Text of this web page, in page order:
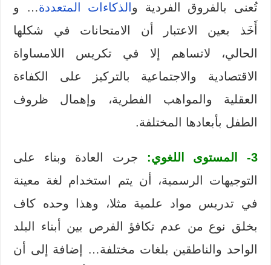
تُعنى بالفروق الفردية و الذكاءات المتعددة… و
أَخَذ بعين الاعتبار أن الامتحانات في شكلها
الحالي، لاتساهم إلا في تكريس اللامساواة
الاقتصادية والاجتماعية بالتركيز على الكفاءة
العقلية والمواهب الفطرية، وإهمال ظروف
الطفل بأبعادها المختلفة.
3- المستوى اللغوي:
جرت العادة وبناء على
التوجيهات الرسمية، أن يتم استخدام لغة معينة
في تدريس مواد علمية مثلا، وهذا وحده كاف
بخلق نوع من عدم تكافؤ الفرص بين أبناء البلد
الواحد والناطقين بلغات مختلفة… إضافة إلى أن